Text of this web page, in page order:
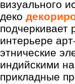
визуального
деко
подчеркивает
интерьере
этнические
индийскими
прикладные